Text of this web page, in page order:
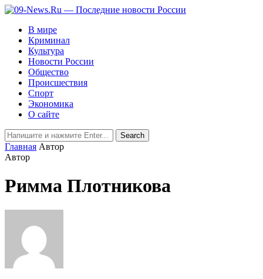
В мире
Криминал
Культура
Новости России
Общество
Происшествия
Спорт
Экономика
О сайте
Главная Автор
Автор
Римма Плотникова